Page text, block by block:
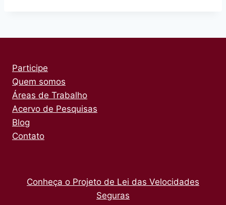
Participe
Quem somos
Áreas de Trabalho
Acervo de Pesquisas
Blog
Contato
Conheça o Projeto de Lei das Velocidades
Seguras